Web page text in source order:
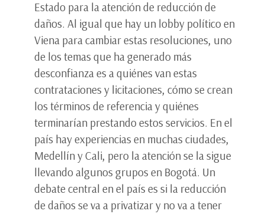
Estado para la atención de reducción de
daños. Al igual que hay un lobby político en
Viena para cambiar estas resoluciones, uno
de los temas que ha generado más
desconfianza es a quiénes van estas
contrataciones y licitaciones, cómo se crean
los términos de referencia y quiénes
terminarían prestando estos servicios. En el
país hay experiencias en muchas ciudades,
Medellín y Cali, pero la atención se la sigue
llevando algunos grupos en Bogotá. Un
debate central en el país es si la reducción
de daños se va a privatizar y no va a tener